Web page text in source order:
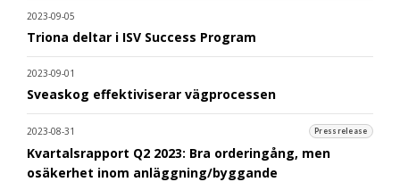
2023-09-05
Triona deltar i ISV Success Program
2023-09-01
Sveaskog effektiviserar vägprocessen
2023-08-31 Pressrelease
Kvartalsrapport Q2 2023: Bra orderingång, men
osäkerhet inom anläggning/byggande